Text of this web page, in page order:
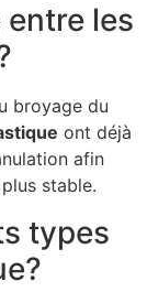
les
broyage du
ont déjà
afin
stable.
types